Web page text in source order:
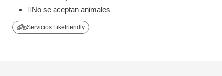
No se aceptan animales
Servicios Bikefriendly